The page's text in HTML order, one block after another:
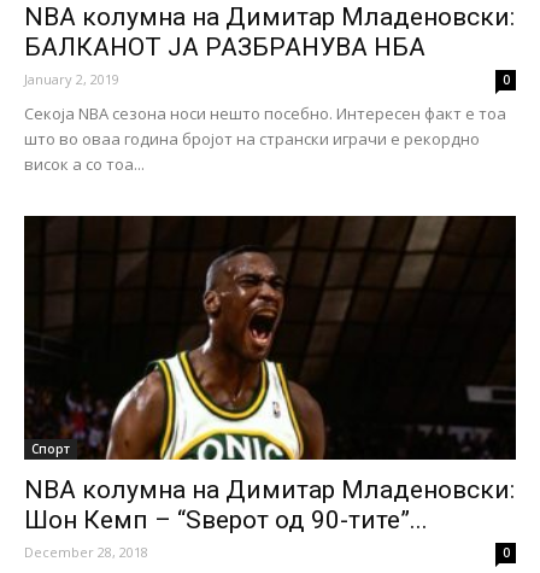
NBA колумна на Димитар Младеновски:
БАЛКАНОТ ЈА РАЗБРАНУВА НБА
January 2, 2019 0
Секоја NBA сезона носи нешто посебно. Интересен факт е тоа
што во оваа година бројот на странски играчи е рекордно
висок а со тоа...
Спорт
NBA колумна на Димитар Младеновски:
Шон Кемп – “Ѕверот од 90-тите”...
December 28, 2018 0